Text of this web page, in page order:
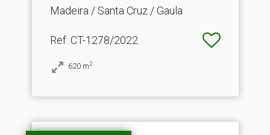
Madeira / Santa Cruz / Gaula
Ref: CT-1278/2022
620 m2